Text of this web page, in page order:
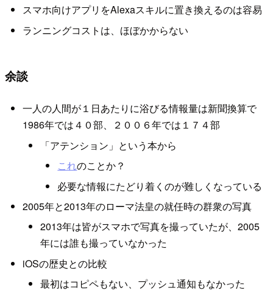
スマホ向けアプリをAlexaスキルに置き換えるのは容易
ランニングコストは、ほぼかからない
余談
一人の人間が１日あたりに浴びる情報量は新聞換算で
1986年では４０部、２００６年では１７４部
「アテンション」という本から
これのことか？
必要な情報にたどり着くのが難しくなっている
2005年と2013年のローマ法皇の就任時の群衆の写真
2013年は皆がスマホで写真を撮っていたが、2005
年には誰も撮っていなかった
iOSの歴史との比較
最初はコピペもない、プッシュ通知もなかった